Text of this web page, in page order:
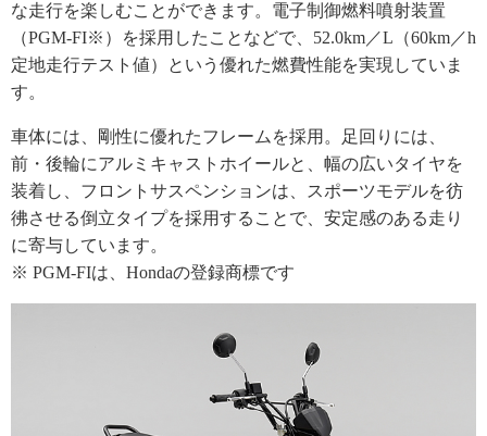
な走行を楽しむことができます。電子制御燃料噴射装置
（PGM-FI※）を採用したことなどで、52.0km／L（60km／h
定地走行テスト値）という優れた燃費性能を実現していま
す。
車体には、剛性に優れたフレームを採用。足回りには、
前・後輪にアルミキャストホイールと、幅の広いタイヤを
装着し、フロントサスペンションは、スポーツモデルを彷
彿させる倒立タイプを採用することで、安定感のある走り
に寄与しています。
※ PGM-FIは、Hondaの登録商標です